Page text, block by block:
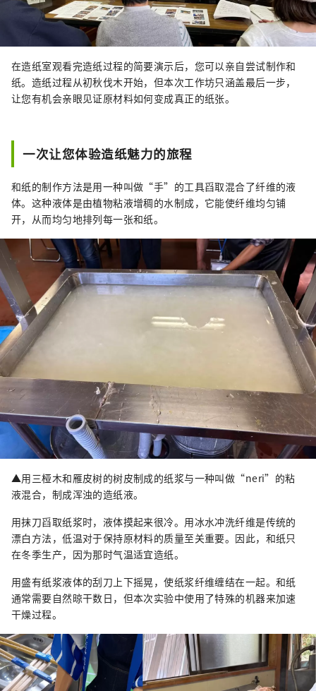
在造纸室观看完造纸过程的简要演示后，您可以亲自尝试制作和
纸。造纸过程从初秋伐木开始，但本次工作坊只涵盖最后一步，
让您有机会亲眼见证原材料如何变成真正的纸张。
一次让您体验造纸魅力的旅程
和纸的制作方法是用一种叫做“手”的工具舀取混合了纤维的液
体。这种液体是由植物粘液增稠的水制成，它能使纤维均匀铺
开，从而均匀地排列每一张和纸。
▲用三桠木和雁皮树的树皮制成的纸浆与一种叫做“neri”的粘
液混合，制成浑浊的造纸液。
用抹刀舀取纸浆时，液体摸起来很冷。用冰水冲洗纤维是传统的
漂白方法，低温对于保持原材料的质量至关重要。因此，和纸只
在冬季生产，因为那时气温适宜造纸。
用盛有纸浆液体的刮刀上下摇晃，使纸浆纤维缠结在一起。和纸
通常需要自然晾干数日，但本次实验中使用了特殊的机器来加速
干燥过程。